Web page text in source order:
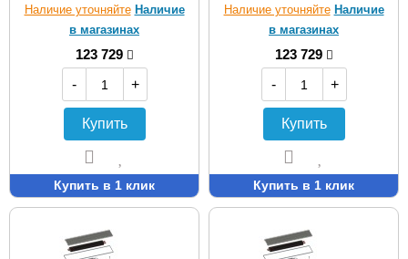
Наличие уточняйте Наличие
в магазинах
123 729
-
+
Купить
Купить в 1 клик
Наличие уточняйте Наличие
в магазинах
123 729
-
+
Купить
Купить в 1 клик